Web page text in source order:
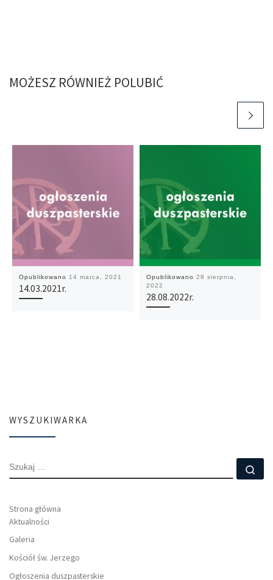
MOŻESZ RÓWNIEŻ POLUBIĆ
Opublikowano 14 marca, 2021
14.03.2021r.
Opublikowano28 sierpnia,
2022
28.08.2022r.
WYSZUKIWARKA
SZUKAJ
Strona główna
Aktualności
Galeria
Kościół św. Jerzego
Ogłoszenia duszpasterskie